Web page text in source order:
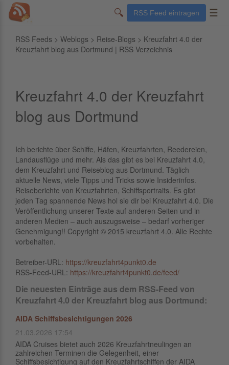
🔍 RSS Feed eintragen ☰
RSS Feeds > Weblogs > Reise-Blogs > Kreuzfahrt 4.0 der
Kreuzfahrt blog aus Dortmund | RSS Verzeichnis
Kreuzfahrt 4.0 der Kreuzfahrt
blog aus Dortmund
Ich berichte über Schiffe, Häfen, Kreuzfahrten, Reedereien,
Landausflüge und mehr. Als das gibt es bei Kreuzfahrt 4.0,
dem Kreuzfahrt und Reiseblog aus Dortmund. Täglich
aktuelle News, viele Tipps und Tricks sowie Insiderinfos.
Reiseberichte von Kreuzfahrten, Schiffsportraits. Es gibt
jeden Tag spannende News hol sie dir bei Kreuzfahrt 4.0. Die
Veröffentlichung unserer Texte auf anderen Seiten und in
anderen Medien – auch auszugsweise – bedarf vorheriger
Genehmigung!! Copyright © 2015 kreuzfahrt 4.0. Alle Rechte
vorbehalten.
Betreiber-URL: https://kreuzfahrt4punkt0.de
RSS-Feed-URL: https://kreuzfahrt4punkt0.de/feed/
Die neuesten Einträge aus dem RSS-Feed von
Kreuzfahrt 4.0 der Kreuzfahrt blog aus Dortmund:
AIDA Schiffsbesichtigungen 2026
21.03.2026 17:54
AIDA Cruises bietet auch 2026 Kreuzfahrtneulingen an
zahlreichen Terminen die Gelegenheit, einer
Schiffsbesichtigung auf den Kreuzfahrtschiffen der AIDA